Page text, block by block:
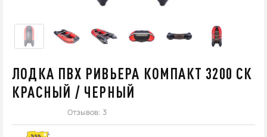
ЛОДКА ПВХ РИВЬЕРА КОМПАКТ 3200 СК
КРАСНЫЙ / ЧЕРНЫЙ
Отзывов: 3